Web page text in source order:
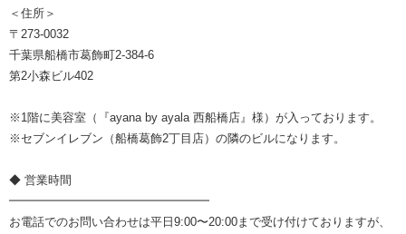
＜住所＞
〒273-0032
千葉県船橋市葛飾町2-384-6
第2小森ビル402
※1階に美容室（『ayana by ayala 西船橋店』様）が入っております。
※セブンイレブン（船橋葛飾2丁目店）の隣のビルになります。
◆ 営業時間
━━━━━━━━━━━━━━━━━
お電話でのお問い合わせは平日9:00〜20:00まで受け付けておりますが、